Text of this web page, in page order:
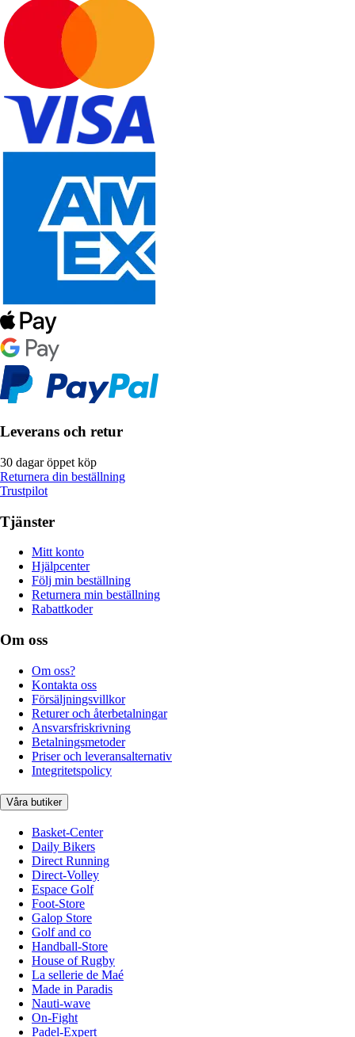
Leverans och retur
30 dagar öppet köp
Returnera din beställning
Trustpilot
Tjänster
Mitt konto
Hjälpcenter
Följ min beställning
Returnera min beställning
Rabattkoder
Om oss
Om oss?
Kontakta oss
Försäljningsvillkor
Returer och återbetalningar
Ansvarsfriskrivning
Betalningsmetoder
Priser och leveransalternativ
Integritetspolicy
Våra butiker
Basket-Center
Daily Bikers
Direct Running
Direct-Volley
Espace Golf
Foot-Store
Galop Store
Golf and co
Handball-Store
House of Rugby
La sellerie de Maé
Made in Paradis
Nauti-wave
On-Fight
Padel-Expert